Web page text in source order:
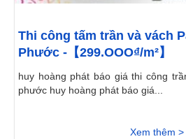
Thi công tấm trần và vách
Phước -【299.OOO₫/m²】
huy hoàng phát báo giá thi công
phước huy hoàng phát báo giá...
Xem thêm >